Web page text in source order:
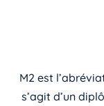
M2 est
s’agit d’un